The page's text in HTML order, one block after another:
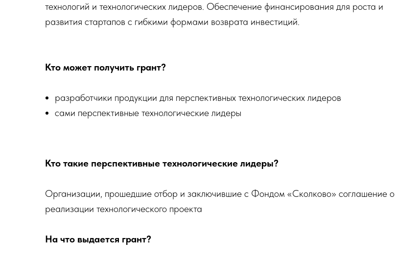
технологий и технологических лидеров. Обеспечение финансирования для роста и
развития стартапов с гибкими формами возврата инвестиций.
Кто может получить грант?
разработчики продукции для перспективных технологических лидеров
сами перспективные технологические лидеры
Кто такие перспективные технологические лидеры?
Организации, прошедшие отбор и заключившие с Фондом «Сколково» соглашение о
реализации технологического проекта
На что выдается грант?